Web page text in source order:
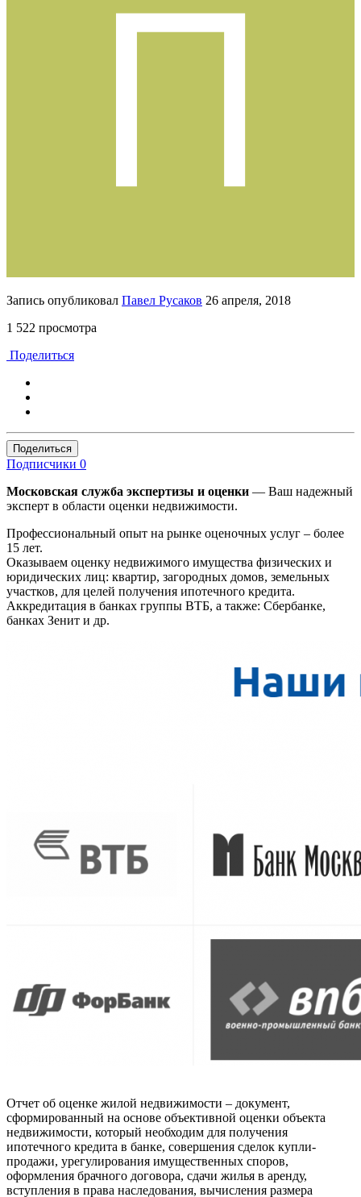
Запись опубликовал Павел Русаков 26 апреля, 2018
1 522 просмотра
Поделиться
Поделиться
Подписчики 0
Московская служба экспертизы и оценки — Ваш надежный
эксперт в области оценки недвижимости.
Профессиональный опыт на рынке оценочных услуг – более
15 лет.
Оказываем оценку недвижимого имущества физических и
юридических лиц: квартир, загородных домов, земельных
участков, для целей получения ипотечного кредита.
Аккредитация в банках группы ВТБ, а также: Сбербанке,
банках Зенит и др.
Отчет об оценке жилой недвижимости – документ,
сформированный на основе объективной оценки объекта
недвижимости, который необходим для получения
ипотечного кредита в банке, совершения сделок купли-
продажи, урегулирования имущественных споров,
оформления брачного договора, сдачи жилья в аренду,
вступления в права наследования, вычисления размера